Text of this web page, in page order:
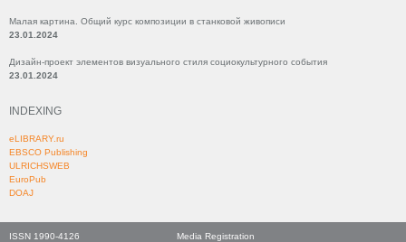
Малая картина. Общий курс композиции в станковой живописи
23.01.2024
Дизайн-проект элементов визуального стиля социокультурного события
23.01.2024
INDEXING
eLIBRARY.ru
EBSCO Publishing
ULRICHSWEB
EuroPub
DOAJ
ISSN 1990-4126 Media Registration